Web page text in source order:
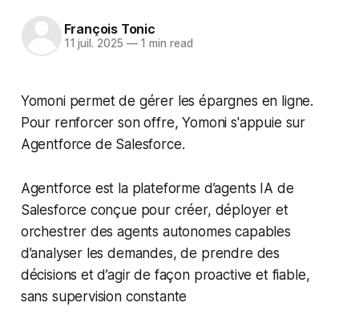
François Tonic
11 juil. 2025 —1 min read
Yomoni permet de gérer les épargnes en ligne.
Pour renforcer son offre, Yomoni s'appuie sur
Agentforce de Salesforce.
Agentforce est la plateforme d’agents IA de
Salesforce conçue pour créer, déployer et
orchestrer des agents autonomes capables
d’analyser les demandes, de prendre des
décisions et d’agir de façon proactive et fiable,
sans supervision constante